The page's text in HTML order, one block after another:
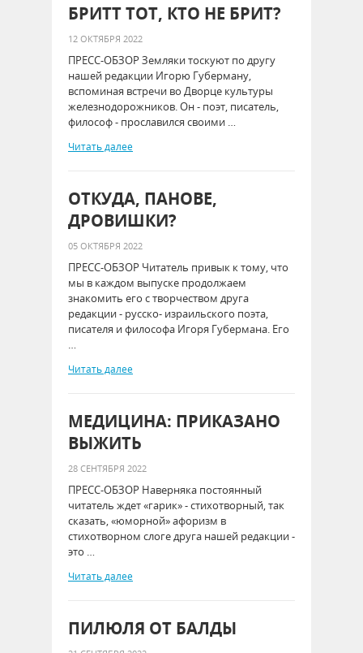
БРИТТ ТОТ, КТО НЕ БРИТ?
12 ОКТЯБРЯ 2022
ПРЕСС-ОБЗОР Земляки тоскуют по другу
нашей редакции Игорю Губерману,
вспоминая встречи во Дворце культуры
железнодорожников. Он - поэт, писатель,
философ - прославился своими …
Читать далее
ОТКУДА, ПАНОВЕ,
ДРОВИШКИ?
05 ОКТЯБРЯ 2022
ПРЕСС-ОБЗОР Читатель привык к тому, что
мы в каждом выпуске продолжаем
знакомить его с творчеством друга
редакции - русско- израильского поэта,
писателя и философа Игоря Губермана. Его
Читать далее
МЕДИЦИНА: ПРИКАЗАНО
ВЫЖИТЬ
28 СЕНТЯБРЯ 2022
ПРЕСС-ОБЗОР Наверняка постоянный
читатель ждет «гарик» - стихотворный, так
сказать, «юморной» афоризм в
стихотворном слоге друга нашей редакции -
это …
Читать далее
ПИЛЮЛЯ ОТ БАЛДЫ